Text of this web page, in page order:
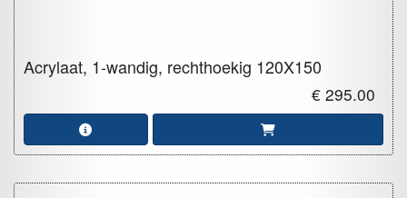
Acrylaat, 1-wandig, rechthoekig 120X150
€ 295.00